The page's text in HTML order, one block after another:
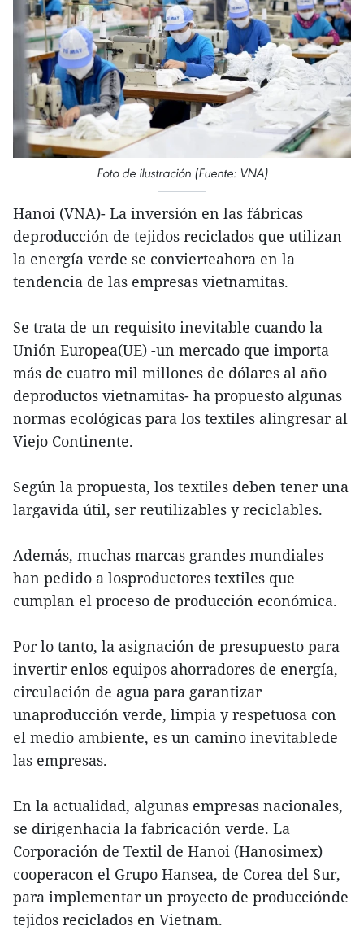
Foto de ilustración (Fuente: VNA)
Hanoi (VNA)- La inversión en las fábricas
deproducción de tejidos reciclados que utilizan
la energía verde se convierteahora en la
tendencia de las empresas vietnamitas.
Se trata de un requisito inevitable cuando la
Unión Europea(UE) -un mercado que importa
más de cuatro mil millones de dólares al año
deproductos vietnamitas- ha propuesto algunas
normas ecológicas para los textiles alingresar al
Viejo Continente.
Según la propuesta, los textiles deben tener una
largavida útil, ser reutilizables y reciclables.
Además, muchas marcas grandes mundiales
han pedido a losproductores textiles que
cumplan el proceso de producción económica.
Por lo tanto, la asignación de presupuesto para
invertir enlos equipos ahorradores de energía,
circulación de agua para garantizar
unaproducción verde, limpia y respetuosa con
el medio ambiente, es un camino inevitablede
las empresas.
En la actualidad, algunas empresas nacionales,
se dirigenhacia la fabricación verde. La
Corporación de Textil de Hanoi (Hanosimex)
cooperacon el Grupo Hansea, de Corea del Sur,
para implementar un proyecto de producciónde
tejidos reciclados en Vietnam.